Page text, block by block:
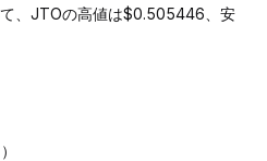
、JTOの高値は$0.505446、安